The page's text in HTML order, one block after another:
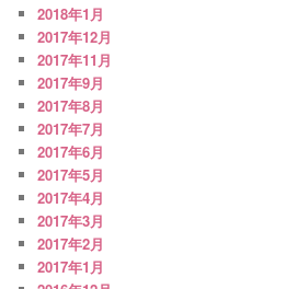
2018年1月
2017年12月
2017年11月
2017年9月
2017年8月
2017年7月
2017年6月
2017年5月
2017年4月
2017年3月
2017年2月
2017年1月